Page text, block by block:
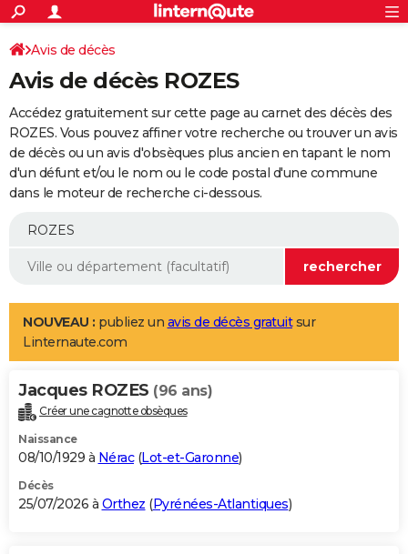
ACTUALITÉS
Politique
Société
Faits Divers
Education
Monde
Villes
+
SPORT
Coupe du monde 2026
Football
Tennis
Cyclisme
Rugby
Forum
Programme TV
TNT
Streaming
Cinéma
Sorties cinéma
Musique
+
FINANCE
Retraite
Impôts
Epargne
Immobilier
Risques naturels par ville
Banque
Assurance
Crédit
AUTO
Essais
Réserver un essai
Citadines
Berlines
SUV
Forum auto
+
Mobiles
Meilleur smartphone
Internet
Ordinateurs
Jeux vidéo
Guide high-tech
Aménagement intérieur
LIFESTYLE
Art de vivre
Bien-être
Loisirs
Mode
Modes de vie
Alimentation
Guide de la santé
Maladies
Médicaments
Sommeil
VOYAGE
Destinations
City break
Voyage nature
Voyage de noces
Forum
Climat
+PHOTO
GUIDES D'ACHAT
BONS PLANS
Avis de décès
Avis de décès ROZES
Accédez gratuitement sur cette page au carnet des décès des
ROZES. Vous pouvez affiner votre recherche ou trouver un avis
de décès ou un avis d'obsèques plus ancien en tapant le nom
d'un défunt et/ou le nom ou le code postal d'une commune
dans le moteur de recherche ci-dessous.
NOUVEAU : publiez un avis de décès gratuitsur
Linternaute.com
Jacques ROZES (96 ans)
Créer une cagnotte obsèques
Naissance
08/10/1929 à Nérac(Lot-et-Garonne)
Décès
25/07/2026 à Orthez (Pyrénées-Atlantiques)